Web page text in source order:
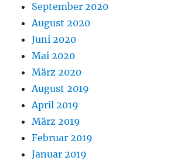
September 2020
August 2020
Juni 2020
Mai 2020
März 2020
August 2019
April 2019
März 2019
Februar 2019
Januar 2019